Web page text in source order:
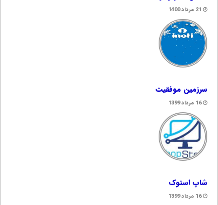
21 مرداد 1400
سرزمین موفقیت
16 مرداد 1399
شاپ استوک
16 مرداد 1399